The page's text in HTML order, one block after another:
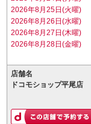
2026年8月25日(火曜)
2026年8月26日(水曜)
2026年8月27日(木曜)
2026年8月28日(金曜)
店舗名
ドコモショップ平尾店